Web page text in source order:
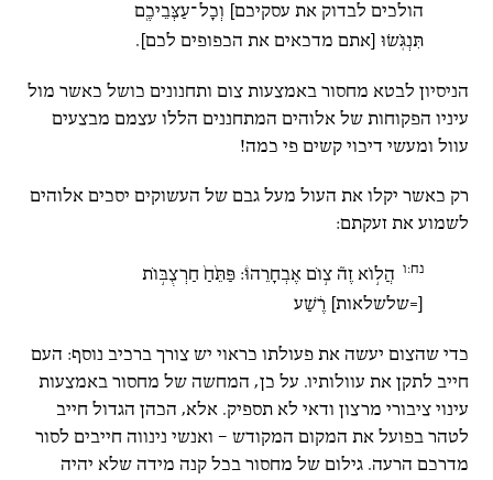
הולכים לבדוק את עסקיכם] וְכָל־עַצְּבֵיכֶ֖ם
תִּנְגֹּֽשׂוּ [אתם מדכאים את הכפופים לכם].
הניסיון לבטא מחסור באמצעות צום ותחנונים כושל כאשר מול
עיניו הפקוחות של אלוהים המתחננים הללו עצמם מבצעים
עוול ומעשי דיכוי קשים פי כמה!
רק כאשר יקלו את העול מעל גבם של העשוקים יסכים אלוהים
לשמוע את זעקתם:
נח:ו הֲל֣וֹא זֶה֘ צ֣וֹם אֶבְחָרֵהוּ֒: פַּתֵּ֙חַ֙ חַרְצֻבּ֣וֹת
[=שלשלאות] רֶ֔שַׁע
כדי שהצום יעשה את פעולתו כראוי יש צורך ברכיב נוסף: העם
חייב לתקן את עוולותיו. על כן, המחשה של מחסור באמצעות
עינוי ציבורי מרצון ודאי לא תספיק. אלא, הכהן הגדול חייב
לטהר בפועל את המקום המקודש – ואנשי נינווה חייבים לסור
מדרכם הרעה. גילום של מחסור בכל קנה מידה שלא יהיה